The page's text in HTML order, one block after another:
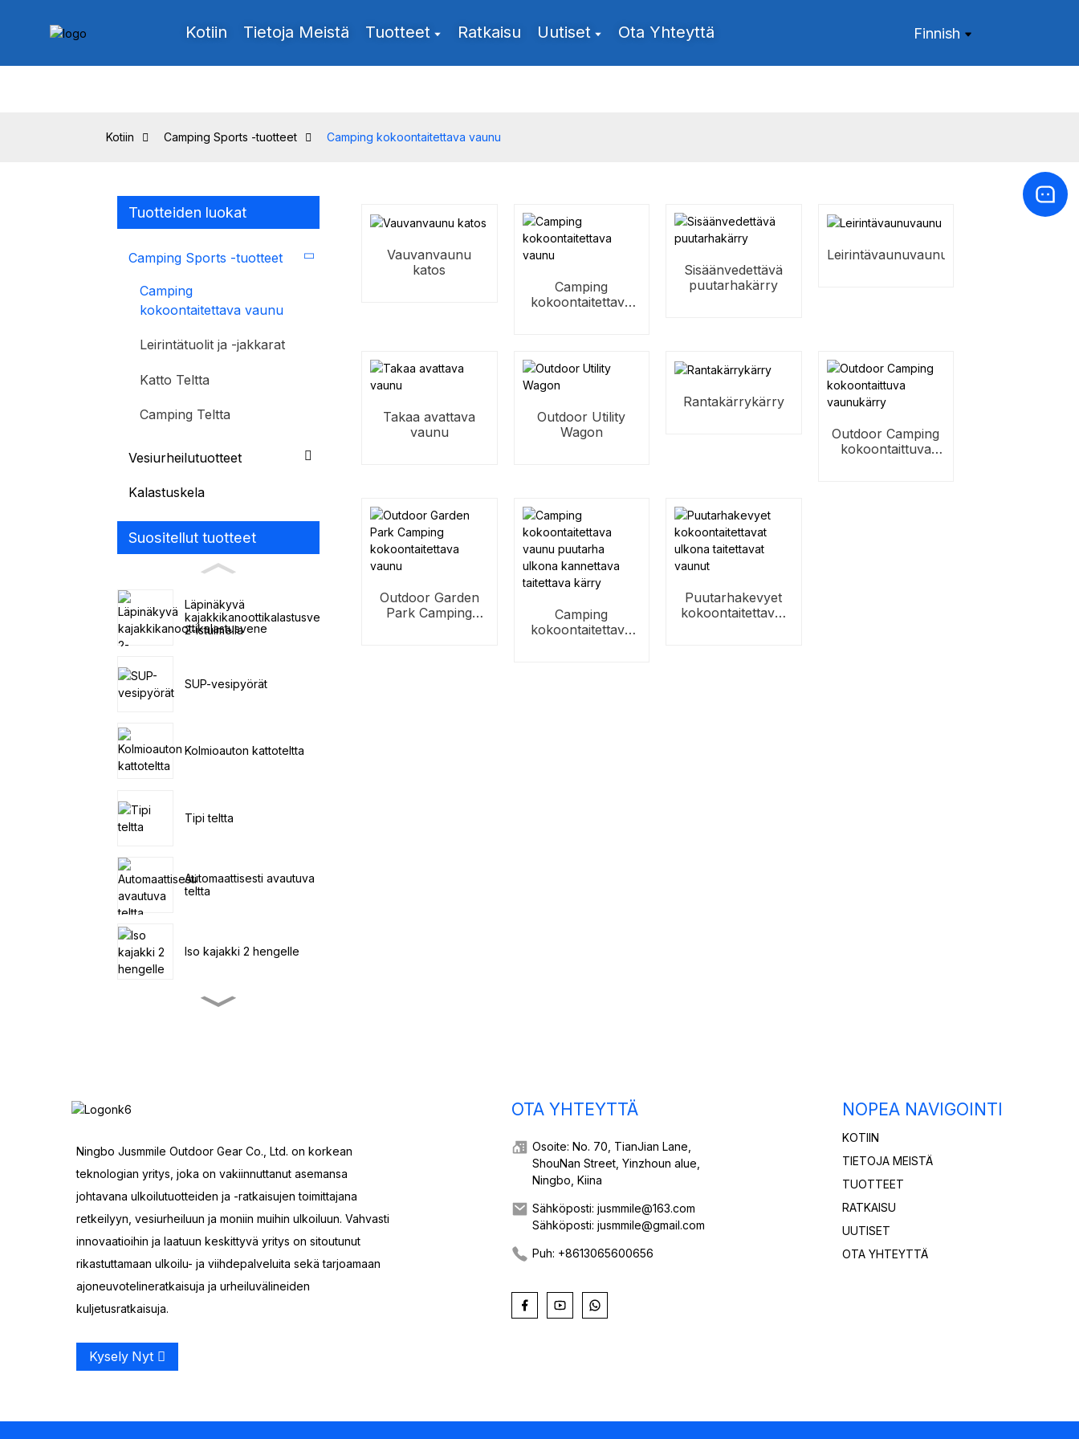
Kotiin Tietoja Meistä Tuotteet Ratkaisu Uutiset Ota Yhteyttä Finnish
Kotiin Camping Sports -tuotteet Camping kokoontaitettava vaunu
Tuotteiden luokat
Camping Sports -tuotteet
Camping
kokoontaitettava vaunu
Leirintätuolit ja -jakkarat
Katto Teltta
Camping Teltta
Vesiurheilutuotteet
Kalastuskela
Suositellut tuotteet
Läpinäkyvä
kajakkikanoottikalastusvene
2-istuimella
SUP-vesipyörät
Kolmioauton kattoteltta
Tipi teltta
Automaattisesti avautuva
teltta
Iso kajakki 2 hengelle
Neljän tunnelin
perheteltta
Outdoor Utility Wagon
Muovinen
ulkokalastuskanootti
Vauvanvaunu
katos
Camping
kokoontaitettava
Sisäänvedettävä
puutarhakärry
Leirintävaunuvaunu
Takaa avattava
vaunu
Outdoor Utility
Wagon
Rantakärrykärry
Outdoor Camping
kokoontaittuva
Outdoor Garden
Park Camping
Camping
kokoontaitettava
Puutarhakevyet
kokoontaitettavat
Ningbo Jusmmile Outdoor Gear Co., Ltd. on korkean
teknologian yritys, joka on vakiinnuttanut asemansa
johtavana ulkoilutuotteiden ja -ratkaisujen toimittajana
retkeilyyn, vesiurheiluun ja moniin muihin ulkoiluun. Vahvasti
innovaatioihin ja laatuun keskittyvä yritys on sitoutunut
rikastuttamaan ulkoilu- ja viihdepalveluita sekä tarjoamaan
ajoneuvotelineratkaisuja ja urheiluvälineiden
kuljetusratkaisuja.
Kysely Nyt
OTA YHTEYTTÄ
Osoite: No. 70, TianJian Lane,
ShouNan Street, Yinzhoun alue,
Ningbo, Kiina
Sähköposti: jusmmile@163.com
Sähköposti: jusmmile@gmail.com
Puh: +8613065600656
NOPEA NAVIGOINTI
KOTIIN
TIETOJA MEISTÄ
TUOTTEET
RATKAISU
UUTISET
OTA YHTEYTTÄ